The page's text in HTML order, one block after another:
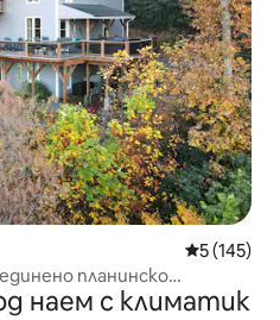
Средна
5 (145)
планинско
наем с климатик